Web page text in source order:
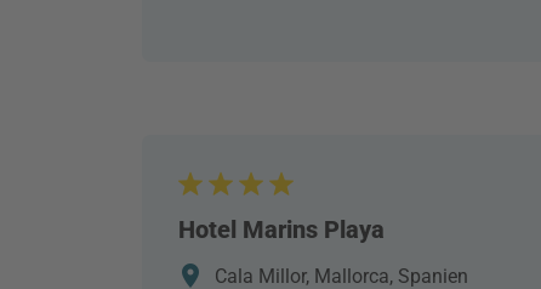
Hotel Marins Playa
Cala Millor, Mallorca, Spanien